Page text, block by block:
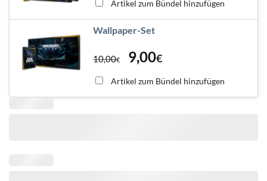
Artikel zum Bündel hinzufügen
Wallpaper-Set
10,00€ 9,00€
Artikel zum Bündel hinzufügen